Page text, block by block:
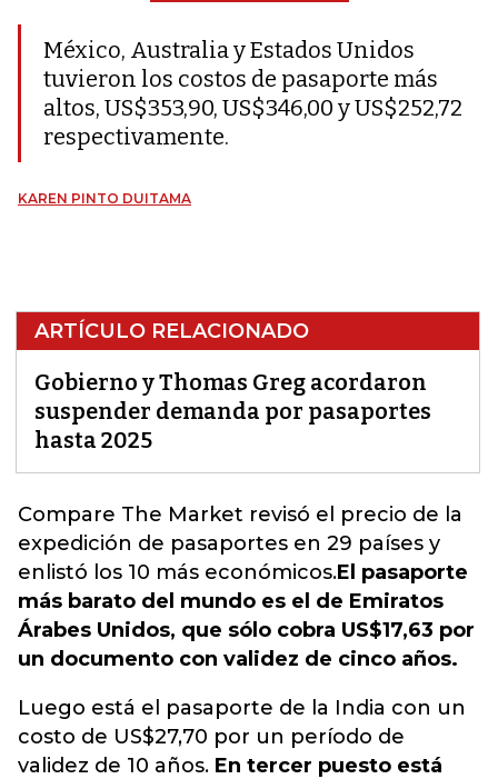
México, Australia y Estados Unidos
tuvieron los costos de pasaporte más
altos, US$353,90, US$346,00 y US$252,72
respectivamente.
KAREN PINTO DUITAMA
ARTÍCULO RELACIONADO
Gobierno y Thomas Greg acordaron
suspender demanda por pasaportes
hasta 2025
Compare The Market revisó el precio de la
expedición de pasaportes en 29 países y
enlistó los 10 más económicos.El pasaporte
más barato del mundo es el de Emiratos
Árabes Unidos, que sólo cobra US$17,63 por
un documento con validez de cinco años.
Luego está el pasaporte de la India con un
costo de US$27,70 por un período de
validez de 10 años. En tercer puesto está